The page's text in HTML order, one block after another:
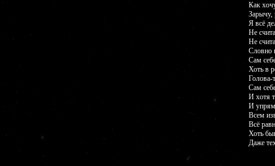
Как
Зарычу,
Я всё
Не
Не
Словно
Сам
Хоть в
Голова-
Сам
И хотя
И
Всем
Всё
Хоть
Даже